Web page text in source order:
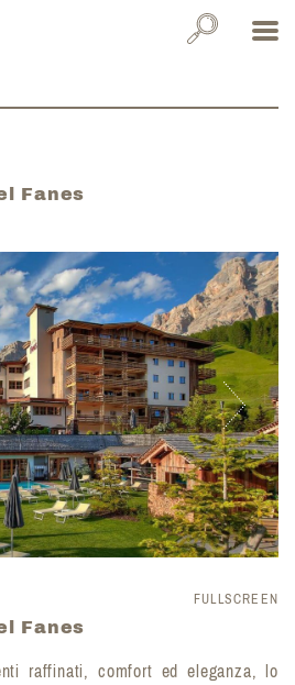
Fanes
FULLSCREEN
Fanes
raffinati, comfort ed eleganza, lo